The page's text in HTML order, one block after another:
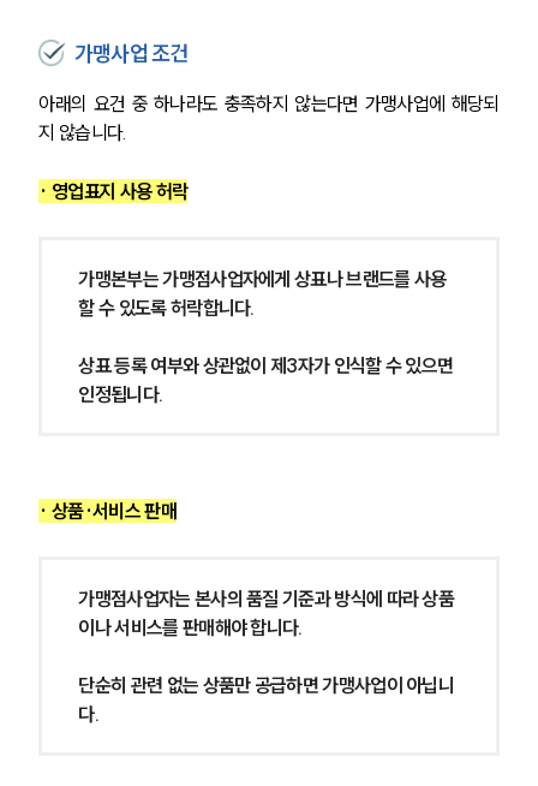
가맹사업 조건
아래의 요건 중 하나라도 충족하지 않는다면 가맹사업에 해당되
지 않습니다.
· 영업표지 사용 허락
가맹본부는 가맹점사업자에게 상표나 브랜드를 사용
할 수 있도록 허락합니다.
상표 등록 여부와 상관없이 제3자가 인식할 수 있으면
인정됩니다.
· 상품·서비스 판매
가맹점사업자는 본사의 품질 기준과 방식에 따라 상품
이나 서비스를 판매해야 합니다.
단순히 관련 없는 상품만 공급하면 가맹사업이 아닙니
다.